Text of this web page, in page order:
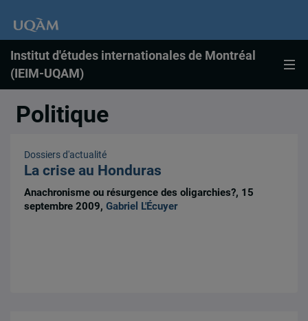
Institut d'études internationales de Montréal
(IEIM-UQAM)
Politique
Dossiers d'actualité
La crise au Honduras
Anachronisme ou résurgence des oligarchies?, 15
septembre 2009,Gabriel L'Écuyer